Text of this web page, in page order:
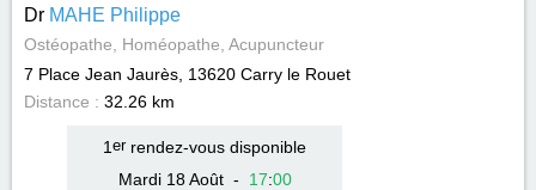
Dr MAHE Philippe
Ostéopathe, Homéopathe, Acupuncteur
7 Place Jean Jaurès, 13620 Carry le Rouet
Distance : 32.26 km
1 errendez-vous disponible
Mardi 18 Août- 17:00